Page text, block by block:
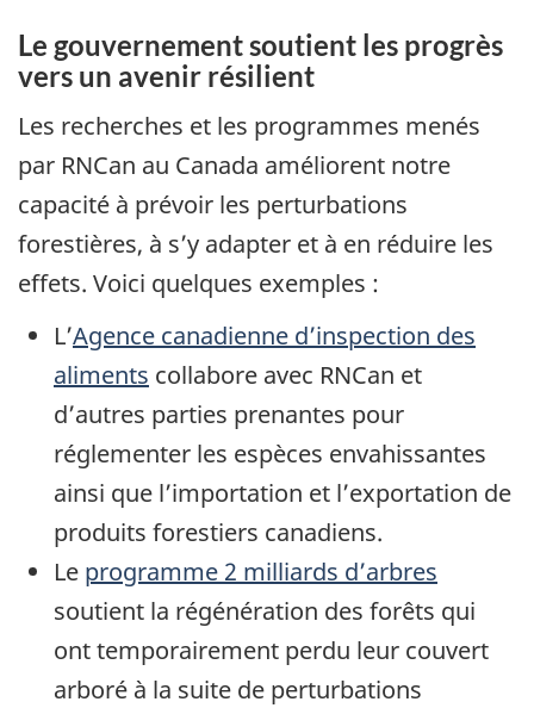
Le gouvernement soutient les progrès
vers un avenir résilient
Les recherches et les programmes menés
par RNCan au Canada améliorent notre
capacité à prévoir les perturbations
forestières, à s’y adapter et à en réduire les
effets. Voici quelques exemples :
L’Agence canadienne d’inspection des
aliments collabore avec RNCan et
d’autres parties prenantes pour
réglementer les espèces envahissantes
ainsi que l’importation et l’exportation de
produits forestiers canadiens.
Le programme 2 milliards d’arbres
soutient la régénération des forêts qui
ont temporairement perdu leur couvert
arboré à la suite de perturbations